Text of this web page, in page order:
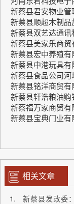
新蔡县君安物业管
新蔡县顺超木制品
新蔡县双艺达通讯
新蔡县美家乐商贸
新蔡县宏中养殖有
新蔡县中港玩具有
新蔡县食品公司河
新蔡县铭洋商贸有
新蔡县轩浩粮油购
新蔡福万家商贸有
新蔡县宝典门业有
相关文章
新蔡县发改委